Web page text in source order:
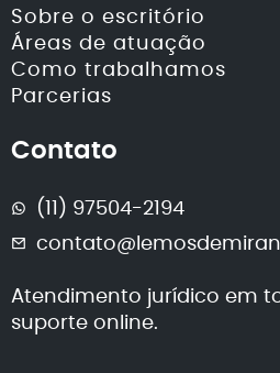
Sobre o escritório
Áreas de atuação
Como trabalhamos
Parcerias
Contato
(11) 97504-2194
Atendimento jurídico em
suporte online.